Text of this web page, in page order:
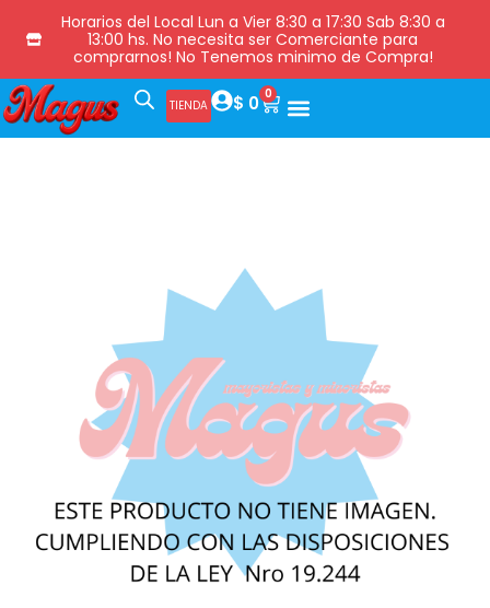
Horarios del Local Lun a Vier 8:30 a 17:30 Sab 8:30 a
13:00 hs. No necesita ser Comerciante para
comprarnos! No Tenemos minimo de Compra!
TIENDA $ 0 0